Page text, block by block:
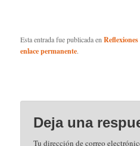
Esta entrada fue publicada enReflexiones
enlace permanente.
Deja una
Tu dirección de correo